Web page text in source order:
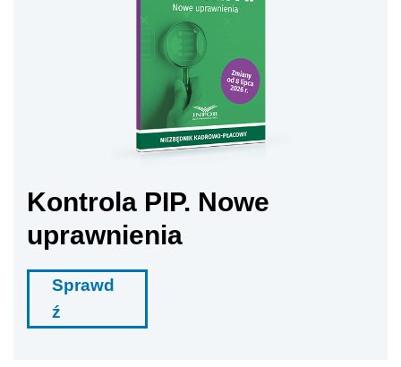
Kontrola PIP. Nowe
uprawnienia
Sprawd
ź